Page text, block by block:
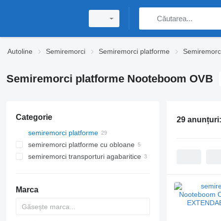
Autoline Semiremorci Semiremorci platforme
Semiremorci platforme Nooteboom OVB
Categorie
semiremorci platforme
semiremorci platforme cu obloane
semiremorci transporturi agabaritice
Marca
29 anunțuri: